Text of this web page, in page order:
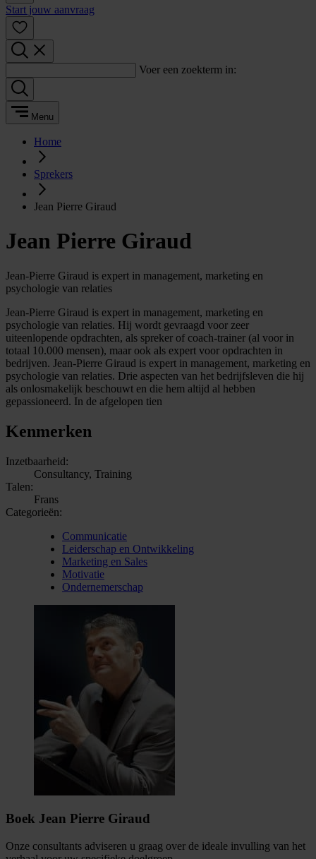
Start jouw aanvraag
Voer een zoekterm in:
Menu
Home
Sprekers
Jean Pierre Giraud
Jean Pierre Giraud
Jean-Pierre Giraud is expert in management, marketing en
psychologie van relaties
Jean-Pierre Giraud is expert in management, marketing en
psychologie van relaties. Hij wordt gevraagd voor zeer
uiteenlopende opdrachten, als spreker of coach-trainer (al voor in
totaal 10.000 mensen), maar ook als expert voor opdrachten in
bedrijven. Jean-Pierre Giraud is expert in management, marketing en
psychologie van relaties. Drie aspecten van het bedrijfsleven die hij
als onlosmakelijk beschouwt en die hem altijd al hebben
gepassioneerd. In de afgelopen tien
Kenmerken
Inzetbaarheid:
Consultancy, Training
Talen:
Frans
Categorieën:
Communicatie
Leiderschap en Ontwikkeling
Marketing en Sales
Motivatie
Ondernemerschap
Boek Jean Pierre Giraud
Onze consultants adviseren u graag over de ideale invulling van het